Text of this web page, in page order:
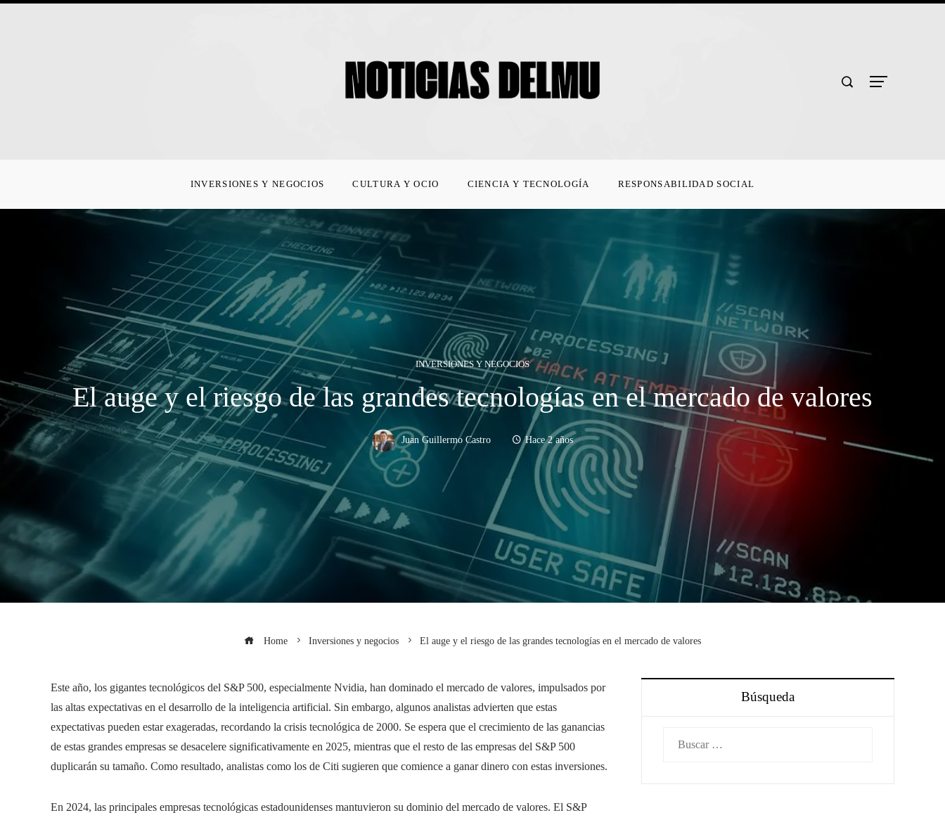
INVERSIONES Y NEGOCIOS CULTURA Y OCIO CIENCIA Y TECNOLOGÍA RESPONSABILIDAD SOCIAL
INVERSIONES Y NEGOCIOS
El auge y el riesgo de las grandes tecnologías en el mercado de valores
Juan Guillermo Castro Hace 2 años
Home Inversiones y negocios El auge y el riesgo de las grandes tecnologías en el mercado de valores
Este año, los gigantes tecnológicos del S&P 500, especialmente Nvidia, han dominado el mercado de valores, impulsados ​​por
las altas expectativas en el desarrollo de la inteligencia artificial. Sin embargo, algunos analistas advierten que estas
expectativas pueden estar exageradas, recordando la crisis tecnológica de 2000. Se espera que el crecimiento de las ganancias
de estas grandes empresas se desacelere significativamente en 2025, mientras que el resto de las empresas del S&P 500
duplicarán su tamaño. Como resultado, analistas como los de Citi sugieren que comience a ganar dinero con estas inversiones.
En 2024, las principales empresas tecnológicas estadounidenses mantuvieron su dominio del mercado de valores. El S&P
Búsqueda